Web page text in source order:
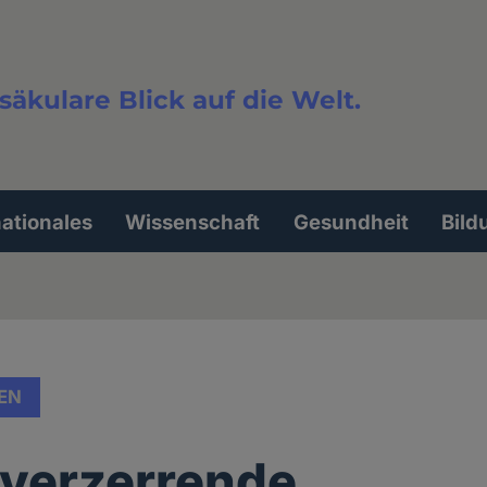
Blick auf die Welt.
Wissenschaft Gesundheit